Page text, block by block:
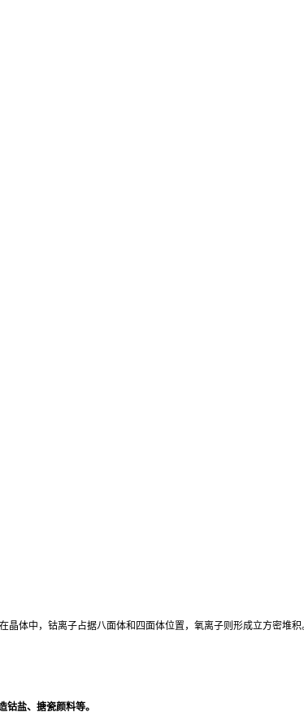
体中，钴离子占据八面体和四面体位置，氧离子则形成立方密堆
盐、搪瓷颜料等。